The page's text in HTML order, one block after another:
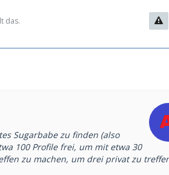
das.
Sugarbabe zu finden (also
100 Profile frei, um mit etwa 30
zu machen, um drei privat zu